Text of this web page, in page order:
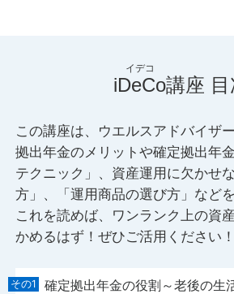
iDeCo講座 目
この講座は、ウエルスアドバイザ
拠出年金のメリットや確定拠出年
テクニック」、資産運用に欠かせ
方」、「運用商品の選び方」など
これを読めば、ワンランク上の資
かめるはず！ぜひご活用ください！
確定拠出年金の役割～老後の生